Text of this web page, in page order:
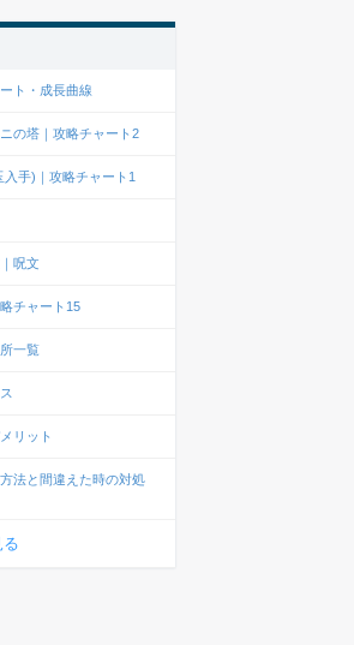
ト・成長曲線
の塔｜攻略チャート2
手)｜攻略チャート1
呪文
チャート15
一覧
リット
法と間違えた時の対処
る